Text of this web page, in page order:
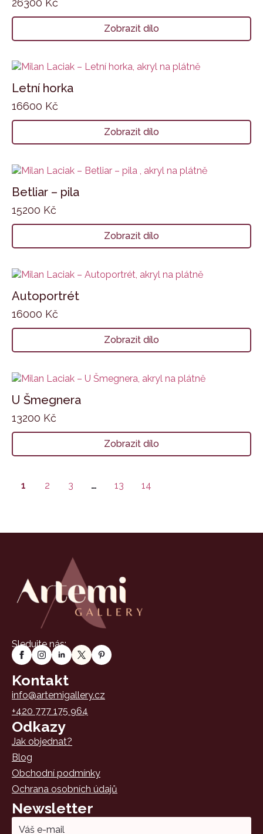
Zobrazit dílo
Letní horka
16600 Kč
Zobrazit dílo
Betliar – pila
15200 Kč
Zobrazit dílo
Autoportrét
16000 Kč
Zobrazit dílo
U Šmegnera
13200 Kč
Zobrazit dílo
1 2 3 … 13 14
Sledujte nás:
Kontakt
info@artemigallery.cz
+420 777 175 964
Odkazy
Jak objednat?
Blog
Obchodní podmínky
Ochrana osobních údajů
Newsletter
Email